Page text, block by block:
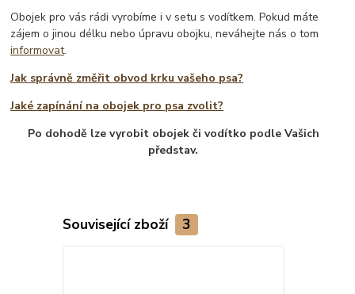
Obojek pro vás rádi vyrobíme i v setu s vodítkem. Pokud máte
zájem o jinou délku nebo úpravu obojku, neváhejte nás o tom
informovat.
Jak správně změřit obvod krku vašeho psa?
Jaké zapínání na obojek pro psa zvolit?
Po dohodě lze vyrobit obojek či vodítko podle Vašich
představ.
Související zboží 3